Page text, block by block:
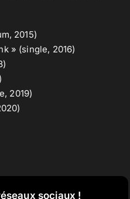
2015)
» (single, 2016)
2019)
sociaux !